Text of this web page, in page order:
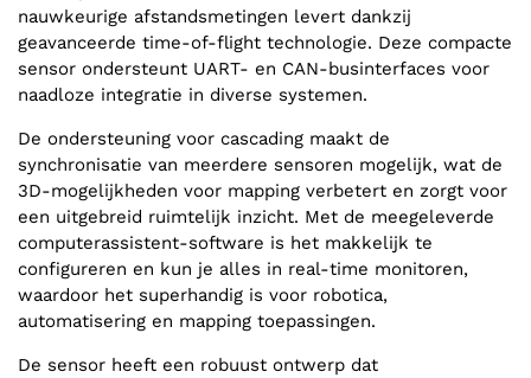
nauwkeurige afstandsmetingen levert dankzij
geavanceerde time-of-flight technologie. Deze compacte
sensor ondersteunt UART- en CAN-businterfaces voor
naadloze integratie in diverse systemen.
De ondersteuning voor cascading maakt de
synchronisatie van meerdere sensoren mogelijk, wat de
3D-mogelijkheden voor mapping verbetert en zorgt voor
een uitgebreid ruimtelijk inzicht. Met de meegeleverde
computerassistent-software is het makkelijk te
configureren en kun je alles in real-time monitoren,
waardoor het superhandig is voor robotica,
automatisering en mapping toepassingen.
De sensor heeft een robuust ontwerp dat